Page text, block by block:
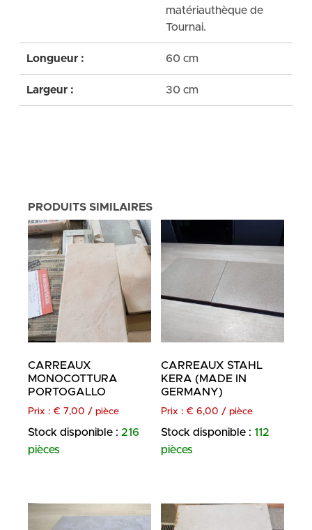
matériauthèque de
Tournai.
Longueur : 60 cm
Largeur : 30 cm
PRODUITS SIMILAIRES
CARREAUX
MONOCOTTURA
PORTOGALLO
Prix : € 7,00 / pièce
Stock disponible : 216
pièces
CARREAUX STAHL
KERA (MADE IN
GERMANY)
Prix : € 6,00 / pièce
Stock disponible : 112
pièces